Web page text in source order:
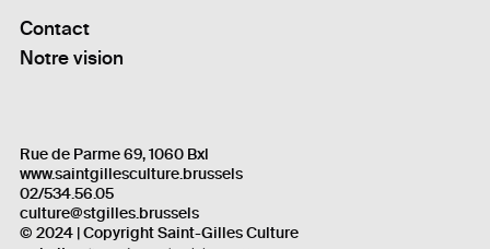
Contact
Notre vision
Rue de Parme 69, 1060 Bxl
www.saintgillesculture.brussels
02/534.56.05
culture@stgilles.brussels
© 2024 | Copyright Saint-Gilles Culture